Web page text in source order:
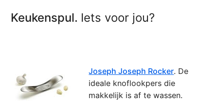
Keukenspul. Iets voor jou?
Joseph Joseph Rocker. De
ideale knoflookpers die
makkelijk is af te wassen.